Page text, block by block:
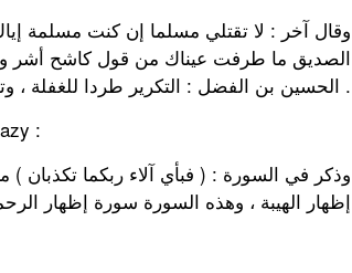
الصديق ما طرفت عيناك من قول كاشح أشر
الحسين بن الفضل : التكرير طردا للغفلة ، وتأكيدا للحجة .
:
وذكر في السورة : ( فبأي آلاء ربكما تكذبان )
إظهار الهيبة ، وهذه السورة سورة إظهار